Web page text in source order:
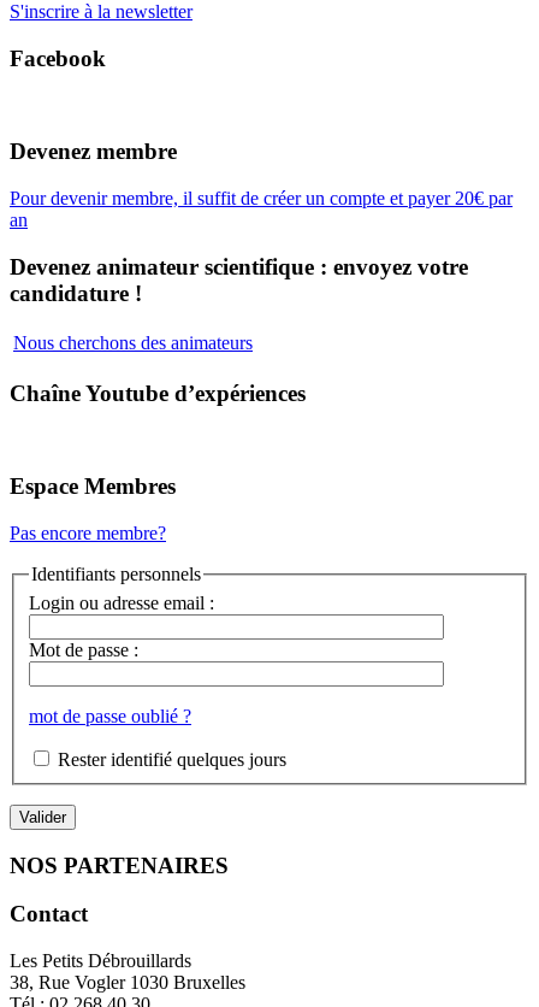
S'inscrire à la newsletter
Facebook
Devenez membre
Pour devenir membre, il suffit de créer un compte et payer 20€ par
an
Devenez animateur scientifique : envoyez votre
candidature !
Nous cherchons des animateurs
Chaîne Youtube d’expériences
Espace Membres
Pas encore membre?
Identifiants personnels
Login ou adresse email :
Mot de passe :
mot de passe oublié ?
Rester identifié quelques jours
NOS PARTENAIRES
Contact
Les Petits Débrouillards
38, Rue Vogler 1030 Bruxelles